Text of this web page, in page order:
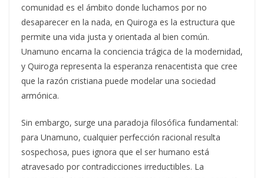
comunidad es el ámbito donde luchamos por no
desaparecer en la nada, en Quiroga es la estructura que
permite una vida justa y orientada al bien común.
Unamuno encarna la conciencia trágica de la modernidad,
y Quiroga representa la esperanza renacentista que cree
que la razón cristiana puede modelar una sociedad
armónica.
Sin embargo, surge una paradoja filosófica fundamental:
para Unamuno, cualquier perfección racional resulta
sospechosa, pues ignora que el ser humano está
atravesado por contradicciones irreductibles. La